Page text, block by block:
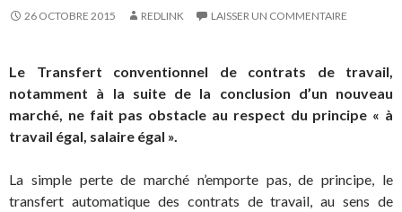
26 OCTOBRE 2015 REDLINK LAISSER UN COMMENTAIRE
Le Transfert conventionnel de contrats de travail,
notamment à la suite de la conclusion d’un nouveau
marché, ne fait pas obstacle au respect du principe « à
travail égal, salaire égal ».
La simple perte de marché n’emporte pas, de principe, le
transfert automatique des contrats de travail, au sens de